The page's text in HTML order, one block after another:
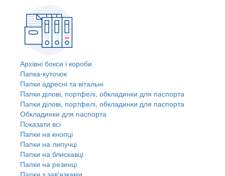
Архівні бокси і короби
Папка-куточок
Папки адресні та вітальні
Папки ділові, портфелі, обкладинки для паспорта
Папки ділові, портфелі, обкладинки для паспорта
Обкладинки для паспорта
Показати всі
Папки на кнопці
Папки на липучці
Папки на блискавці
Папки на резинці
Папки з зав'язками